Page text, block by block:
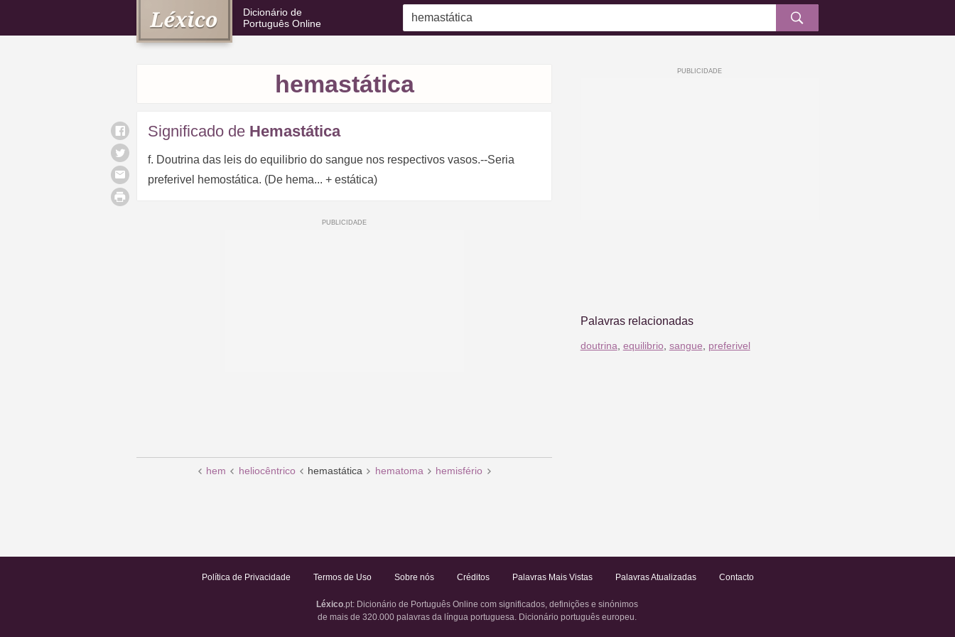
Dicionário de
Português Online
hemastática
Significado de Hemastática
f. Doutrina das leis do equilibrio do sangue nos respectivos vasos.--Seria
preferivel hemostática. (De hema... + estática)
hem heliocêntrico hemastática hematoma hemisfério
Palavras relacionadas
doutrina equilibrio, sangue preferivel
Política de Privacidade Termos de Uso Sobre nós Créditos Palavras Mais Vistas Palavras Atualizadas Contacto
Léxico .pt: Dicionário de Português Online com significados, definições e sinónimos
de mais de 320.000 palavras da língua portuguesa. Dicionário português europeu.